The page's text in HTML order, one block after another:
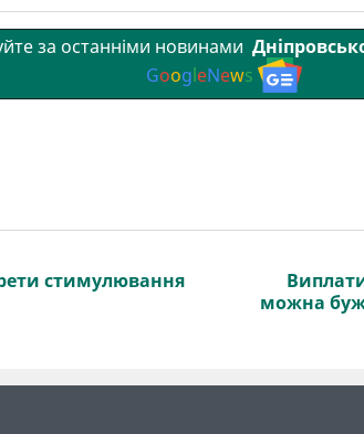
за останніми новинами
GoogleNews
стимулювання
можна